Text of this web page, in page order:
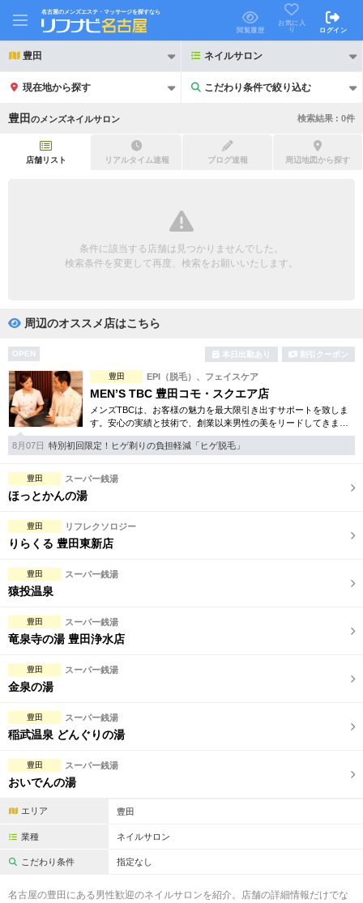
名古屋のメンズエステ・マッサージを探すなら
閲覧履歴
お気に入
り
ログイン
豊田 ネイルサロン
現在地から探す こだわり条件で絞り込む
こだわり条件で絞り込む
ペアルームあり シャワー室完備
岩盤浴あり
日本人スタッフのみ
スタッフ指名可
豊田 の メンズネイルサロン 検索結果 : 0件
店舗リスト リアルタイム速報 ブログ速報 周辺地図から探す
条件に該当する店舗は見つかりませんでした。
検索条件を変更して再度、検索をお願いいたします。
周辺のオススメ店はこちら
OPEN 本日出勤あり 割引クーポン
豊田 EPI（脱毛）、フェイスケア
MEN’S TBC 豊田コモ・スクエア店
メンズTBCは、お客様の魅力を最大限引き出すサポートを致しま
す。安心の実績と技術で、創業以来男性の美をリードしてきまし
た。人気のメンズ脱毛をはじめ、フェイシャルケア、引き締め等
お得な体験コースも多数。
8月07日 特別初回限定！ヒゲ剃りの負担軽減「ヒゲ脱毛」
豊田 スーパー銭湯
ほっとかんの湯
豊田 リフレクソロジー
りらくる 豊田東新店
豊田 スーパー銭湯
猿投温泉
豊田 スーパー銭湯
竜泉寺の湯 豊田浄水店
豊田 スーパー銭湯
金泉の湯
豊田 スーパー銭湯
稲武温泉 どんぐりの湯
豊田 スーパー銭湯
おいでんの湯
エリア 豊田
業種 ネイルサロン
こだわり条件 指定なし
名古屋の豊田にある男性歓迎のネイルサロンを紹介。店舗の詳細情報だけでな